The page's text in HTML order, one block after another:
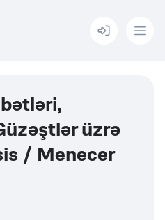
Menu
üzrə
/ Menecer